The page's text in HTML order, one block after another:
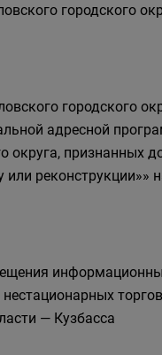
городского
городского
адресной
округа, признанных
реконструкции»»
— Кузбасса